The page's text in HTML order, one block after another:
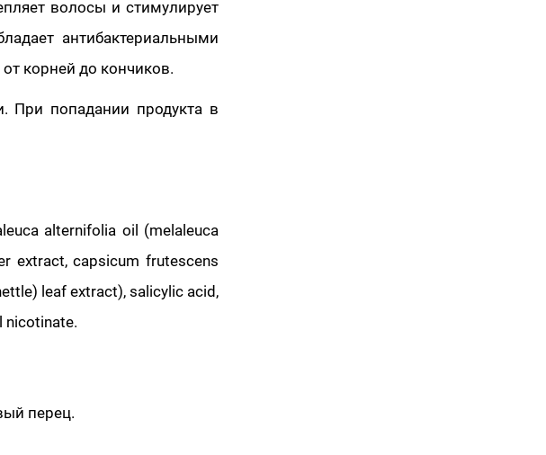
волосы и стимулирует
антибактериальными
корней до кончиков.
При попадании продукта в
alternifolia oil (melaleuca
extract, capsicum frutescens
leaf extract), salicylic acid,
nicotinate.
перец.